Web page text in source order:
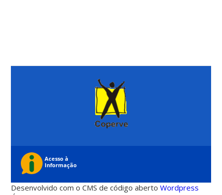
Desenvolvido com o CMS de código abertoWordpress